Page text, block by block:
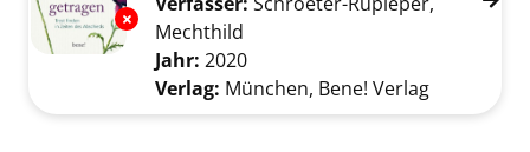
Exemplar-Details von In deiner Trauer
Mechthild
Jahr: 2020
Verlag: München, Bene! Verlag